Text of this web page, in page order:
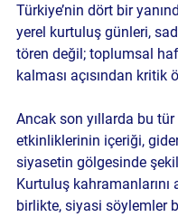
Türkiye’nin dört bir
yerel kurtuluş günleri,
tören değil; toplumsal
kalması açısından kritik
Ancak son yıllarda bu
etkinliklerinin içeriği,
siyasetin gölgesinde
Kurtuluş kahramanlarını
birlikte, siyasi söylemler